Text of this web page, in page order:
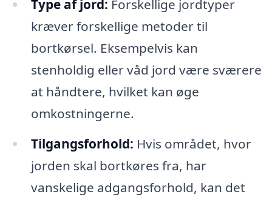
Type af jord: Forskellige jordtyper
kræver forskellige metoder til
bortkørsel. Eksempelvis kan
stenholdig eller våd jord være sværere
at håndtere, hvilket kan øge
omkostningerne.
Tilgangsforhold: Hvis området, hvor
jorden skal bortkøres fra, har
vanskelige adgangsforhold, kan det